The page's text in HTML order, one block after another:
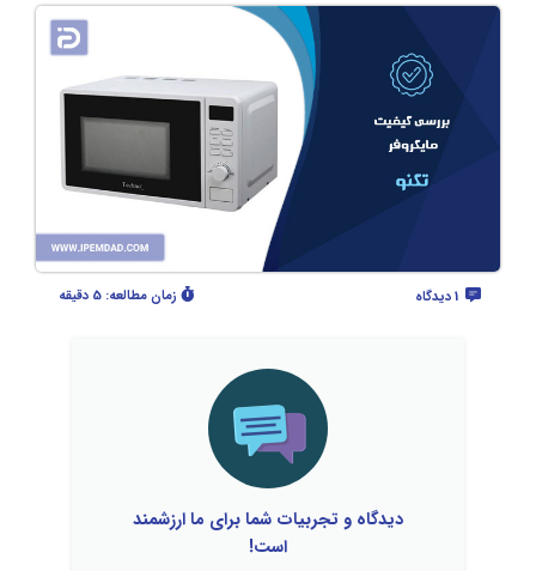
زمان مطالعه: 5 دقیقه
دیدگاه و تجربیات شما برای ما ارزشمند
است!